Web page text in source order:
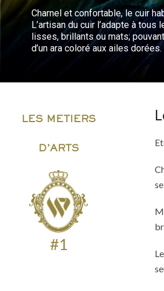
Charnel et confortable, le cuir
L’artisan du cuir l’adapte à
lisses, brillants ou mats;
d’un ara coloré aux ailes dorées.
LES METIERS
D’ARTS
#1